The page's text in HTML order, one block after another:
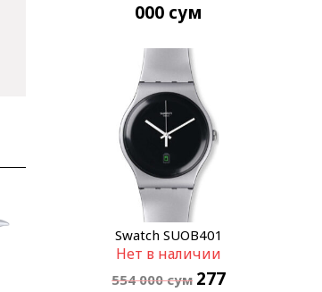
000 сум
Swatch SUOB401
Нет в наличии
554 000сум 277